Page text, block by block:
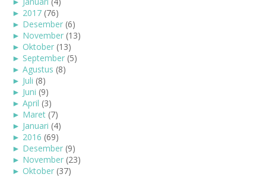
► 2017 (76)
► Desember (6)
► November (13)
► Oktober (13)
► September (5)
► Agustus (8)
► Juli (8)
► Juni (9)
► April (3)
► Maret (7)
► Januari (4)
► 2016 (69)
► Desember (9)
► November (23)
► Oktober (37)